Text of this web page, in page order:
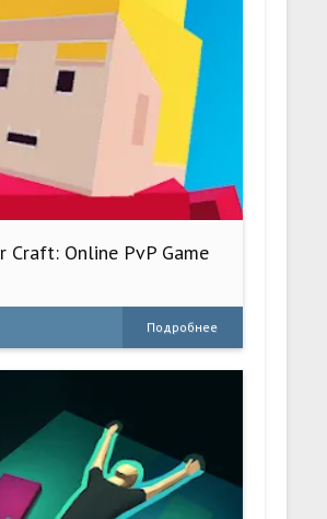
Craft: Online PvP Game
Подробнее